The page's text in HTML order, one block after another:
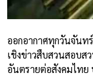
ออกอากาศทุกวันจันท
เชิงข่าวสืบสวนสอบ
อันตรายต่อสังคมไทย